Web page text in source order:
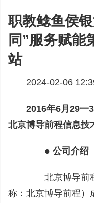
职教鲶鱼侯
同”服务赋能
站
2024-02-06
2016年6月29一
北京博导前程信息技
● 公司介绍
北京博导前程
称：北京博导前程）